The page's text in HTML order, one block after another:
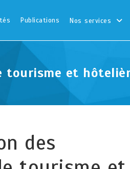
Publications Nos services
tourisme et
des